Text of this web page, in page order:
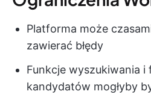
Platforma może
zawierać błędy
Funkcje wyszukiwania i
kandydatów mogłyby